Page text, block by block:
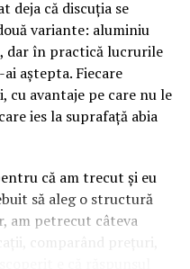
deja că discuția se
variante: aluminiu
dar în practică lucrurile
aștepta. Fiecare
cu avantaje pe care nu le
ies la suprafață abia
că am trecut și eu
să aleg o structură
am petrecut câteva
comparând prețuri,